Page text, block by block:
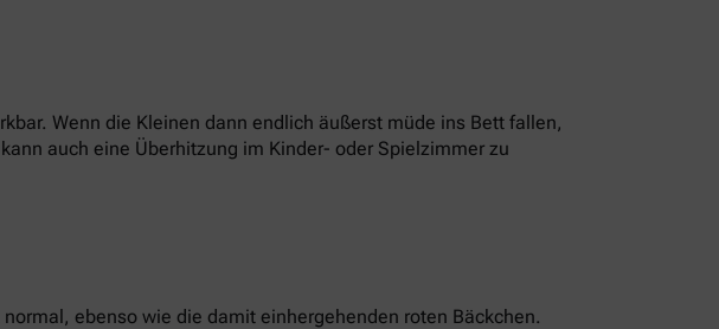
Wenn die Kleinen dann endlich äußerst müde ins Bett fallen,
auch eine Überhitzung im Kinder- oder Spielzimmer zu
ebenso wie die damit einhergehenden roten Bäckchen.